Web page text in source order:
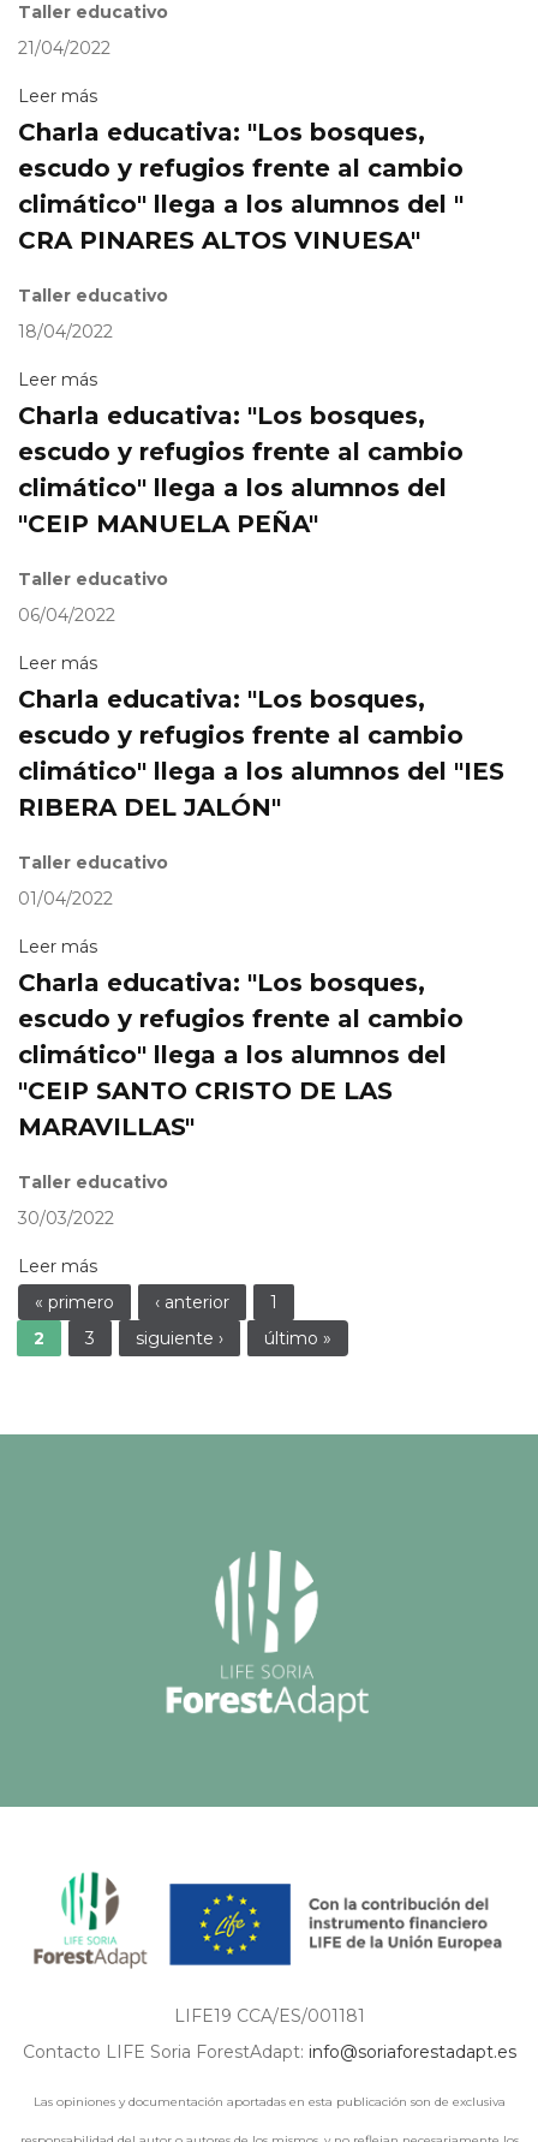
Taller educativo
21/04/2022
Leer más
Charla educativa: "Los bosques,
escudo y refugios frente al cambio
climático" llega a los alumnos del "
CRA PINARES ALTOS VINUESA"
Taller educativo
18/04/2022
Leer más
Charla educativa: "Los bosques,
escudo y refugios frente al cambio
climático" llega a los alumnos del
"CEIP MANUELA PEÑA"
Taller educativo
06/04/2022
Leer más
Charla educativa: "Los bosques,
escudo y refugios frente al cambio
climático" llega a los alumnos del "IES
RIBERA DEL JALÓN"
Taller educativo
01/04/2022
Leer más
Charla educativa: "Los bosques,
escudo y refugios frente al cambio
climático" llega a los alumnos del
"CEIP SANTO CRISTO DE LAS
MARAVILLAS"
Taller educativo
30/03/2022
Leer más
Páginas
« primero ‹ anterior
1
2
3 siguiente › último »
LIFE19 CCA/ES/001181
Contacto LIFE Soria ForestAdapt: info@soriaforestadapt.es
Las opiniones y documentación aportadas en esta publicación son de exclusiva